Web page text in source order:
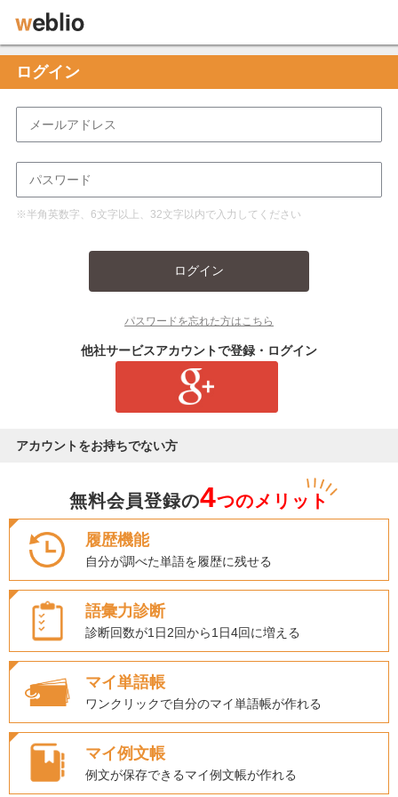
ログイン
※半角英数字、6文字以上、32文字以内で入力してください
ログイン
パスワードを忘れた方はこちら
他社サービスアカウントで登録・ログイン
アカウントをお持ちでない方
無料会員登録の4つのメリット
履歴機能
自分が調べた単語を履歴に残せる
語彙力診断
診断回数が1日2回から1日4回に増える
マイ単語帳
ワンクリックで自分のマイ単語帳が作れる
マイ例文帳
例文が保存できるマイ例文帳が作れる